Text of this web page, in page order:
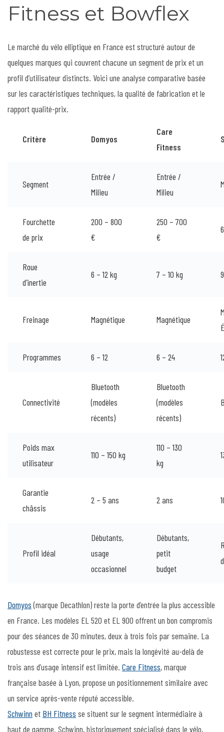
Fitness et Bowflex
Le marché du vélo elliptique en France est structuré autour de
quelques marques qui couvrent chacune un segment de prix et un
profil d’utilisateur distincts. Voici une analyse comparative basée
sur les caractéristiques techniques, la qualité de fabrication et le
rapport qualité-prix.
Critère Domyos
Care
Fitness
Segment
Entrée /
Milieu
Entrée /
Milieu
Fourchette
de prix
200 – 800
€
250 – 700
€
Roue
d’inertie
6 – 12 kg 7 – 10 kg
Freinage Magnétique Magnétique
Programmes 6 – 12 6 – 24
Connectivité
Bluetooth
(modèles
récents)
Bluetooth
(modèles
récents)
Poids max
utilisateur
110 – 150 kg
110 – 130
kg
Garantie
châssis
2 – 5 ans 2 ans
Profil idéal
Débutants,
usage
occasionnel
Débutants,
petit
budget
Domyos(marque Decathlon) reste la porte d’entrée la plus accessible
en France. Les modèles EL 520 et EL 900 offrent un bon compromis
pour des séances de 30 minutes, deux à trois fois par semaine. La
robustesse est correcte pour le prix, mais la longévité au-delà de
trois ans d’usage intensif est limitée. Care Fitness, marque
française basée à Lyon, propose un positionnement similaire avec
un service après-vente réputé accessible.
Schwinn et BH Fitness se situent sur le segment intermédiaire à
haut de gamme. Schwinn, historiquement spécialisé dans le vélo,